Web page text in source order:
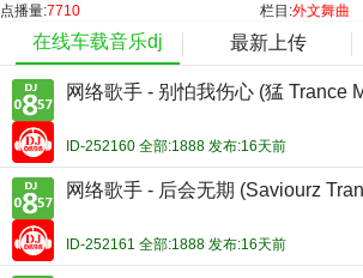
点播量:7710 栏目:外文舞曲
在线车载音乐dj 最新上传
网络歌手 - 别怕我伤心 (猛 Trance
ID-252160 全部:1888 发布:16天前
网络歌手 - 后会无期 (Saviourz
ID-252161 全部:1888 发布:16天前